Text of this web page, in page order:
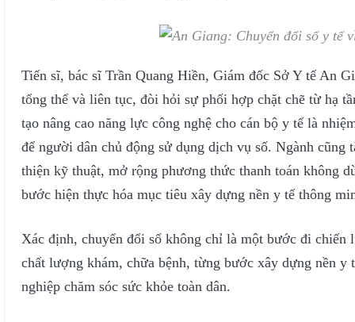
Tiến sĩ, bác sĩ Trần Quang Hiền, Giám đốc Sở Y tế An
tổng thể và liên tục, đòi hỏi sự phối hợp chặt chẽ từ hạ
tạo nâng cao năng lực công nghệ cho cán bộ y tế là
để người dân chủ động sử dụng dịch vụ số. Ngành
thiện kỹ thuật, mở rộng phương thức thanh toán không
bước hiện thực hóa mục tiêu xây dựng nền y tế thông
Xác định, chuyển đổi số không chỉ là một bước đi chiến
chất lượng khám, chữa bệnh, từng bước xây dựng nền
nghiệp chăm sóc sức khỏe toàn dân.